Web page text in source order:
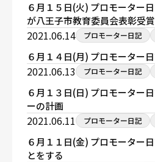
６月１５日(火) プロモーター
が八王子市教育委員会表彰受賞
2021.06.14 プロモーター日記
６月１４日(月) プロモーター
2021.06.13 プロモーター日記
６月１３日(日) プロモーター
ーの計画
2021.06.11 プロモーター日記
６月１１日(金) プロモーター
とをする